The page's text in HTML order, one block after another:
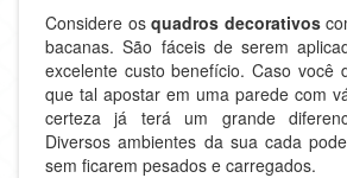
Considere os quadros decorativos
bacanas. São fáceis de serem
excelente custo benefício. Caso você
que tal apostar em uma parede com
certeza já terá um grande
Diversos ambientes da sua cada
sem ficarem pesados e carregados.